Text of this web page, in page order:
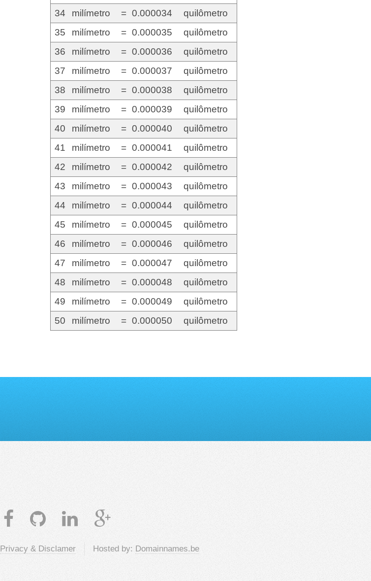
34
milímetro = 0.000034
quilômetro
35
milímetro = 0.000035
quilômetro
36
milímetro = 0.000036
quilômetro
37
milímetro = 0.000037
quilômetro
38
milímetro = 0.000038
quilômetro
39
milímetro = 0.000039
quilômetro
40
milímetro = 0.000040
quilômetro
41
milímetro = 0.000041
quilômetro
42
milímetro = 0.000042
quilômetro
43
milímetro = 0.000043
quilômetro
44
milímetro = 0.000044
quilômetro
45
milímetro = 0.000045
quilômetro
46
milímetro = 0.000046
quilômetro
47
milímetro = 0.000047
quilômetro
48
milímetro = 0.000048
quilômetro
49
milímetro = 0.000049
quilômetro
50
milímetro = 0.000050 quilômetro
Privacy & Disclamer Hosted by: Domainnames.be